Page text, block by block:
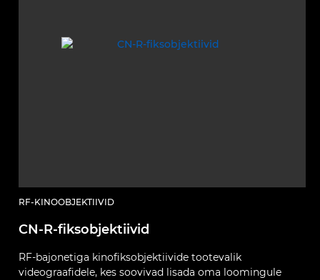
RF-KINOOBJEKTIIVID
CN-R-fiksobjektiivid
RF-bajonetiga kinofiksobjektiivide tootevalik
videograafidele, kes soovivad lisada oma loomingule